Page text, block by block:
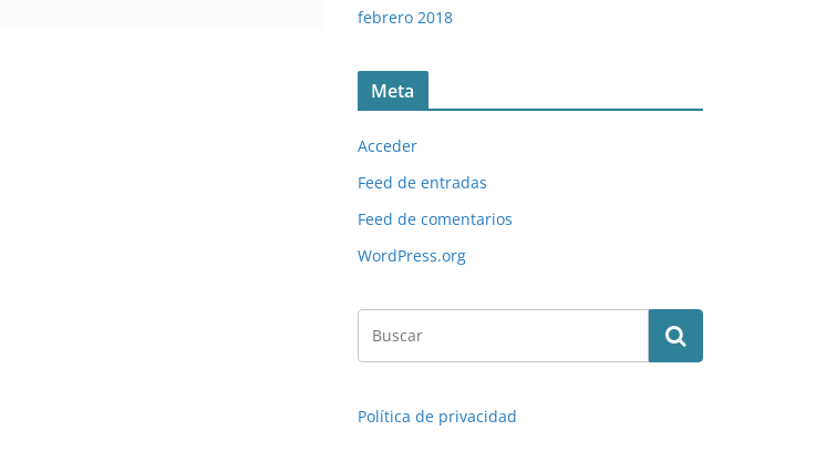
febrero 2018
Meta
Acceder
Feed de entradas
Feed de comentarios
WordPress.org
Política de privacidad